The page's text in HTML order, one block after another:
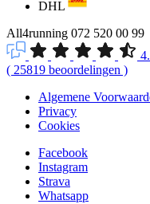
DHL
All4running 072 520 00 99
( 25819 beoordelingen )
Algemene
Privacy
Cookies
Facebook
Instagram
Strava
Whatsapp